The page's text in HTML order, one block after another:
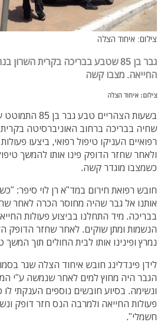
צילום: איחוד הצלה
גבר בן 85 שטבע בבריכה בקרית
החייאה. מצבו קשה
צילום: איחוד הצלה
בשעות הצהריים
שחיה בבריכה ברחוב האוניברסיטה בקרית
רפואיים העניקו טיפול רפואי, ביצעו
ולאחר שחזר הדופק פינו אותו להמשך
כשמצבו מוגדר קשה.
חובש רפואת חירום במד"א רן לוי סיפר:
אותנו אל גבר שהיה מחוסר הכרה לאחר
בבריכה. מיד התחלנו בביצוע פעולות
הנשמות ומתן שוקים. לאחר שחזר הדופק
נמרץ ופינינו אותו לבית החולים תוך המשך
לידן פינדלינג חובש איחוד הצלה שגר
הגבר היה מחוץ למים לאחר שנמשה ע"י
ונשימה. בסיוע חובשים נוספים הענקתי לו
פעולות החייאה ולמרבה הנס חזר דופק
חשמלי".